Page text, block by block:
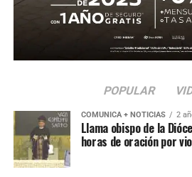
POPULAR
COMUNICA + NOTICIAS 2
Llama obispo de la
horas de oración por